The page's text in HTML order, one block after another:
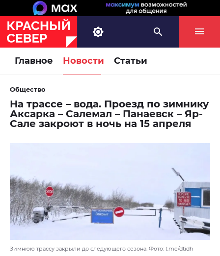
Главное Новости Статьи
Общество
На трассе – вода. Проезд по зимнику
Аксарка – Салемал – Панаевск – Яр-
Сале закроют в ночь на 15 апреля
Зимнюю трассу закрыли до следующего сезона. Фото: t.me/dtidh